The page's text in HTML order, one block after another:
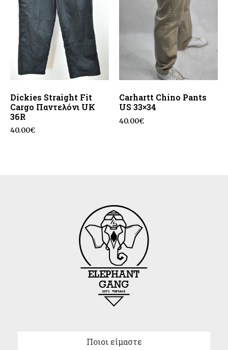
Dickies Straight Fit
Cargo Παντελόνι UK
36R
40.00€
Carhartt Chino Pants
US 33×34
40.00€
Ποιοι είμαστε